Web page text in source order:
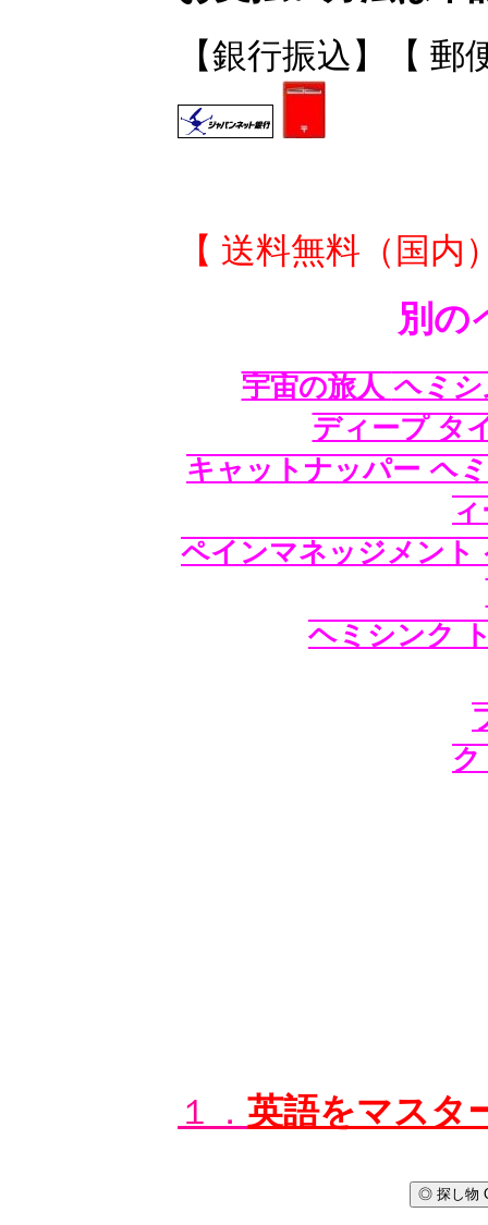
【銀行振込】【 郵
【 送料無料（国内
別の
宇宙の旅人 ヘミシ
ディープ タ
キャットナッパー ヘ
ペインマネッジメント
ヘミシンク
１． 英語をマスタ